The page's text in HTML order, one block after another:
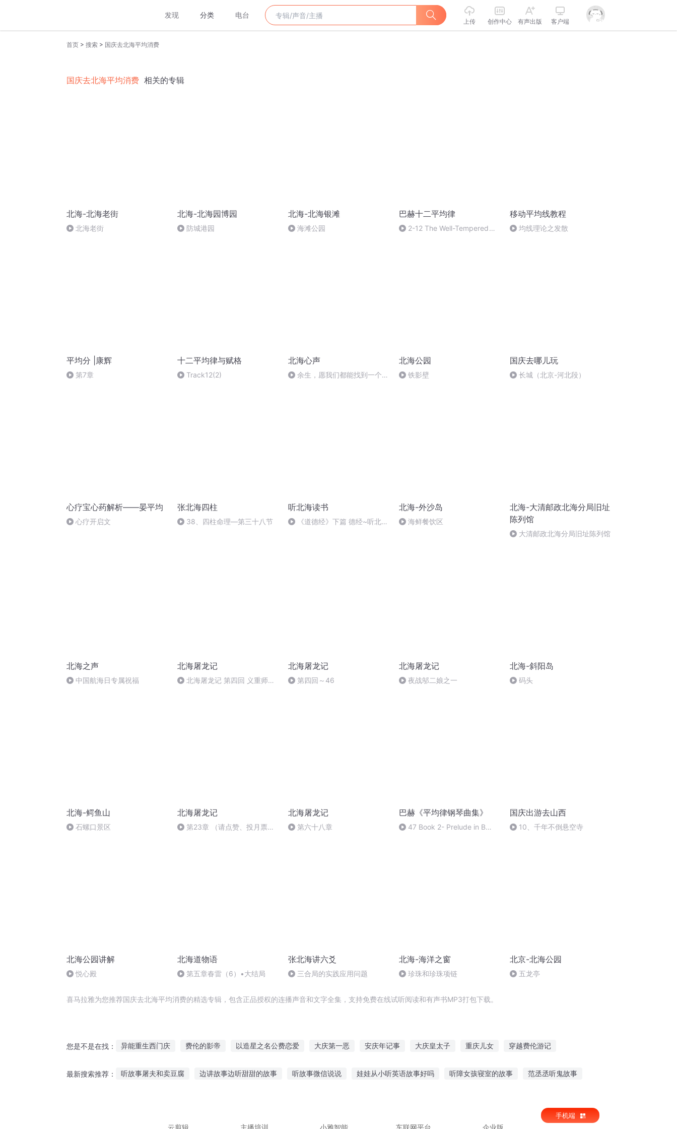
发现 分类 电台
上传 创作中心 有声出版 客户端
首页 > 搜索 > 国庆去北海平均消费
国庆去北海平均消费 相关的专辑
北海-北海老街
北海老街
北海-北海园博园
防城港园
北海-北海银滩
海滩公园
巴赫十二平均律
2-12 The Well-Tempered
移动平均线教程
均线理论之发散
平均分 |康辉
第7章
十二平均律与赋格
Track12(2)
北海心声
余生，愿我们都能找到一个相
北海公园
铁影壁
国庆去哪儿玩
长城（北京-河北段）
心疗宝心药解析——晏平均
心疗开启文
张北海四柱
38、四柱命理—第三十八节
听北海读书
《道德经》下篇 德经~听北海
北海-外沙岛
海鲜餐饮区
北海-大清邮政北海分局旧址
陈列馆
大清邮政北海分局旧址陈列馆
北海之声
中国航海日专属祝福
北海屠龙记
北海屠龙记 第四回 义重师门
北海屠龙记
第四回～46
北海屠龙记
夜战邬二娘之一
北海-斜阳岛
码头
北海-鳄鱼山
石螺口景区
北海屠龙记
第23章 （请点赞、投月票、
北海屠龙记
第六十八章
巴赫《平均律钢琴曲集》
47 Book 2- Prelude in B
国庆出游去山西
10、千年不倒悬空寺
北海公园讲解
悦心殿
北海道物语
第五章春雷（6）•大结局
张北海讲六爻
三合局的实践应用问题
北海-海洋之窗
珍珠和珍珠项链
北京-北海公园
五龙亭
喜马拉雅为您推荐国庆去北海平均消费的精选专辑，包含正品授权的连播声音和文字全集，支持免费在线试听阅读和有声书MP3打包下载。
您是不是在找： 异能重生西门庆 费伦的影帝 以造星之名公费恋爱 大庆第一恶 安庆年记事 大庆皇太子 重庆儿女 穿越费伦游记
最新搜索推荐： 听故事屠夫和卖豆腐 边讲故事边听甜甜的故事 听故事微信说说 娃娃从小听英语故事好吗 听障女孩寝室的故事 范丞丞听鬼故事
云剪辑
主播培训 小雅智能 车联网平台 企业版
手机端